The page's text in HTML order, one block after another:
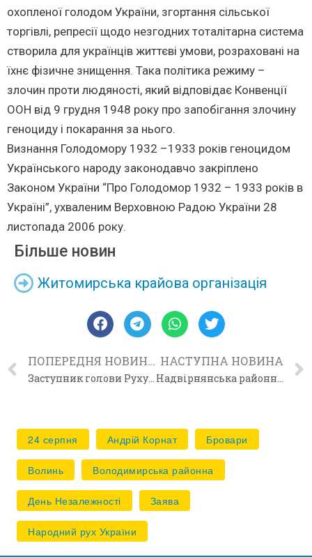
охопленої голодом України, згортання сільської
торгівлі, репресії щодо незгодних тоталітарна система
створила для українців життєві умови, розраховані на
їхнє фізичне знищення. Така політика режиму –
злочин проти людяності, який відповідає Конвенції
ООН від 9 грудня 1948 року про запобігання злочину
геноциду і покарання за нього.
Визнання Голодомору 1932 –1933 років геноцидом
Українського народу законодавчо закріплено
Законом України “Про Голодомор 1932 – 1933 років в
Україні”, ухваленим Верховною Радою України 28
листопада 2006 року.
Більше новин
Житомирська крайова організація
ПОПЕРЕДНЯ НОВИНА
Заступник голови Руху Дмитро Климук відвідав Одесу
НАСТУПНА НОВИНА
Надвірнянська районна організація Руху переобрала керівництво
24 серпня Андрій Корнат Бровари
Волинь Володимирська районна
День Незалежності Заява
Народний рух України